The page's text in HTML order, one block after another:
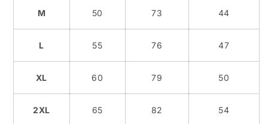
M 50 73 44
L 55 76 47
XL 60 79 50
2XL 65 82 54